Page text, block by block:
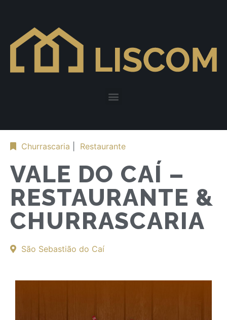
Churrascaria Restaurante
VALE DO CAÍ –
RESTAURANTE &
CHURRASCARIA
São Sebastião do Caí